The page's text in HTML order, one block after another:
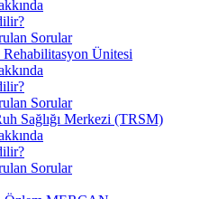
Sorular
Ünitesi
Sorular
Sağlığı Merkezi (TRSM)
Sorular